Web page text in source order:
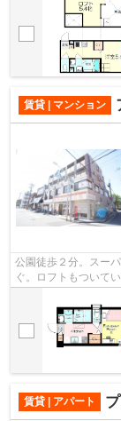
賃貸 | マンション
公園徒歩２分。スー
ぐ。ロフトもついて
賃貸 | アパート